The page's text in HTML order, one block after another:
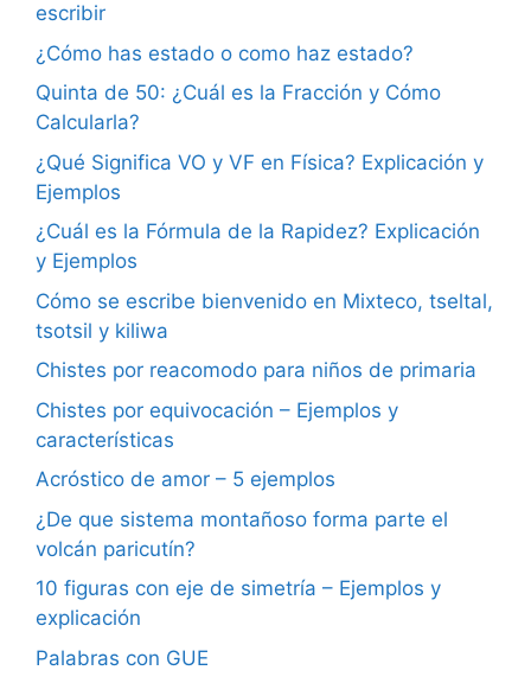
escribir
¿Cómo has estado o como haz estado?
Quinta de 50: ¿Cuál es la Fracción y Cómo
Calcularla?
¿Qué Significa VO y VF en Física? Explicación y
Ejemplos
¿Cuál es la Fórmula de la Rapidez? Explicación
y Ejemplos
Cómo se escribe bienvenido en Mixteco, tseltal,
tsotsil y kiliwa
Chistes por reacomodo para niños de primaria
Chistes por equivocación – Ejemplos y
características
Acróstico de amor – 5 ejemplos
¿De que sistema montañoso forma parte el
volcán paricutín?
10 figuras con eje de simetría – Ejemplos y
explicación
Palabras con GUE